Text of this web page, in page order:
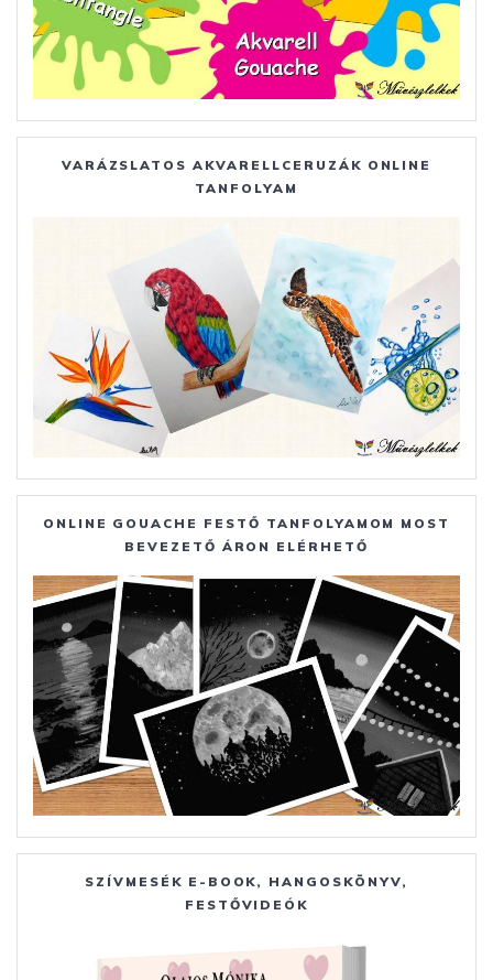
VARÁZSLATOS AKVARELLCERUZÁK ONLINE
TANFOLYAM
ONLINE GOUACHE FESTŐ TANFOLYAMOM MOST
BEVEZETŐ ÁRON ELÉRHETŐ
SZÍVMESÉK E-BOOK, HANGOSKÖNYV,
FESTŐVIDEÓK